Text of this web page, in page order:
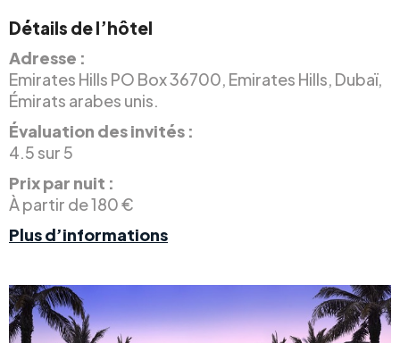
Détails de l’hôtel
Adresse :
Emirates Hills PO Box 36700, Emirates Hills, Dubaï,
Émirats arabes unis.
Évaluation des invités :
4.5 sur 5
Prix par nuit :
À partir de 180 €
Plus d’informations